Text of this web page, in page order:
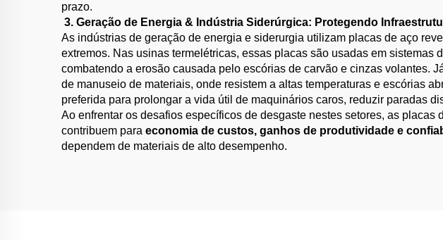
prazo.
3. Geração de Energia & Indústria Siderúrgica: Protegendo
As indústrias de geração de energia e siderurgia utilizam placas de aço
extremos. Nas usinas termelétricas, essas placas são usadas em
combatendo a erosão causada pelo escórias de carvão e cinzas volantes.
de manuseio de materiais, onde resistem a altas temperaturas e escórias
preferida para prolongar a vida útil de maquinários caros, reduzir paradas
Ao enfrentar os desafios específicos de desgaste nestes setores, as
contribuem para economia de custos, ganhos de produtividade e
dependem de materiais de alto desempenho.